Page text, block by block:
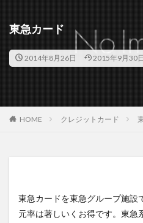
東急カード
2014年8月26日 2015年9月30日
HOME クレジットカード
東急カードを東急グループ施設
元率は著しいくお得です。東急